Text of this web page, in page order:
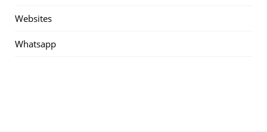
Websites
Whatsapp